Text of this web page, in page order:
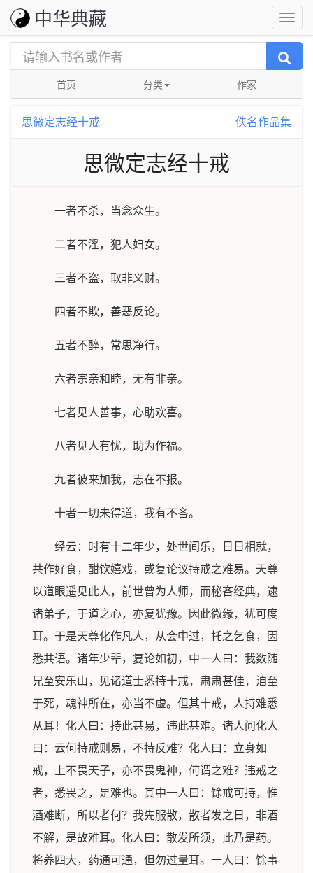
中华典藏
首页 分类 作家
思微定志经十戒 佚名作品集
思微定志经十戒
一者不杀，当念众生。
二者不淫，犯人妇女。
三者不盗，取非义财。
四者不欺，善恶反论。
五者不醉，常思净行。
六者宗亲和睦，无有非亲。
七者见人善事，心助欢喜。
八者见人有忧，助为作福。
九者彼来加我，志在不报。
十者一切未得道，我有不吝。
经云：时有十二年少，处世间乐，日日相就，
共作好食，酣饮嬉戏，或复论议持戒之难易。天尊
以道眼遥见此人，前世曾为人师，而秘吝经典，逮
诸弟子，于道之心，亦复犹豫。因此微缘，犹可度
耳。于是天尊化作凡人，从会中过，托之乞食，因
悉共语。诸年少辈，复论如初，中一人曰：我数随
兄至安乐山，见诸道士悉持十戒，肃肃甚佳，洎至
于死，魂神所在，亦当不虚。但其十戒，人持难悉
从耳！化人曰：持此甚易，违此甚难。诸人问化人
曰：云何持戒则易，不持反难？化人曰：立身如
戒，上不畏天子，亦不畏鬼神，何谓之难？违戒之
者，悉畏之，是难也。其中一人曰：馀戒可持，惟
酒难断，所以者何？我先服散，散者发之日，非酒
不解，是故难耳。化人曰：散发所须，此乃是药。
将养四大，药通可通，但勿过量耳。一人曰：馀事